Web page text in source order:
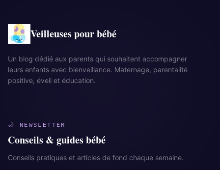
Veilleuses pour bébé
Un blog dédié aux parents qui souhaitent accompagner
leurs enfants avec bienveillance. Maternage, parentalité
positive, éveil et éducation.
🌙 NEWSLETTER
Conseils & guides bébé
Conseils pratiques et articles de fond chaque semaine.